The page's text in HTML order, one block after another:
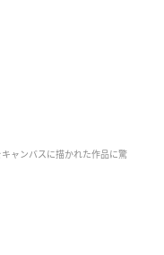
ャンバスに描かれた作品に驚